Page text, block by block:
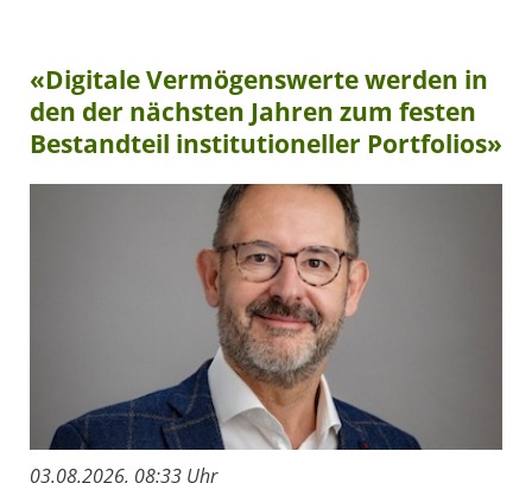
«Digitale Vermögenswerte werden in
den der nächsten Jahren zum festen
Bestandteil institutioneller Portfolios»
03.08.2026, 08:33 Uhr